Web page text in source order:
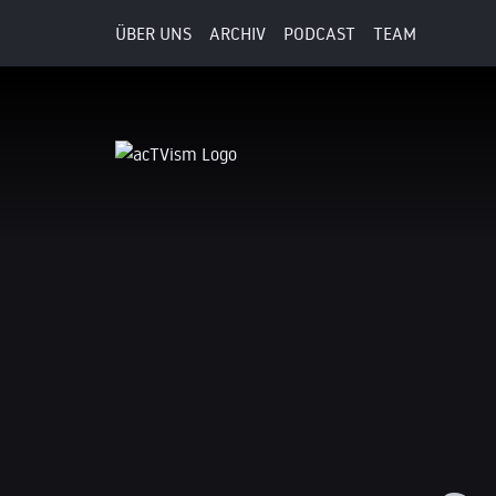
ÜBER UNS ARCHIV PODCAST TEAM